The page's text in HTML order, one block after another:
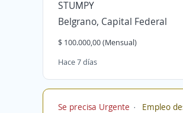
STUMPY
Belgrano, Capital Federal
$ 100.000,00 (Mensual)
Hace 7 días
Se precisa Urgente Empleo